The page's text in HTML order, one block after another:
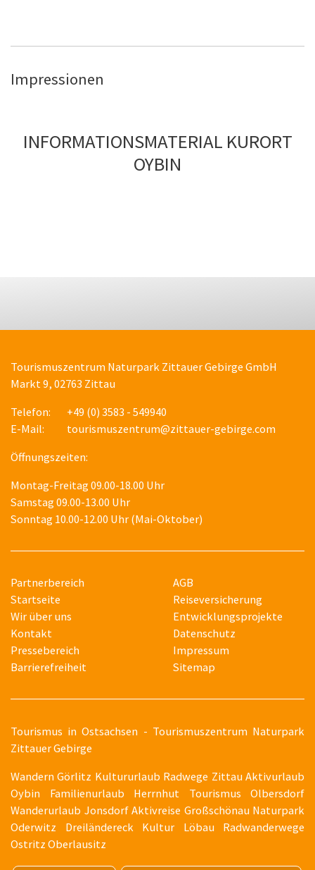
Impressionen
INFORMATIONSMATERIAL KURORT
OYBIN
Tourismuszentrum Naturpark Zittauer Gebirge GmbH
Markt 9, 02763 Zittau
Telefon:
+49 (0) 3583 - 549940
E-Mail:
tourismuszentrum@zittauer-gebirge.com
Öffnungszeiten:
Montag-Freitag 09.00-18.00 Uhr
Samstag 09.00-13.00 Uhr
Sonntag 10.00-12.00 Uhr (Mai-Oktober)
Partnerbereich
Startseite
Wir über uns
Kontakt
Pressebereich
Barrierefreiheit
AGB
Reiseversicherung
Entwicklungsprojekte
Datenschutz
Impressum
Sitemap
Tourismus in Ostsachsen - Tourismuszentrum Naturpark
Zittauer Gebirge
Wandern Görlitz Kultururlaub Radwege Zittau Aktivurlaub
Oybin Familienurlaub Herrnhut Tourismus Olbersdorf
Wanderurlaub Jonsdorf Aktivreise Großschönau Naturpark
Oderwitz Dreiländereck Kultur Löbau Radwanderwege
Ostritz Oberlausitz